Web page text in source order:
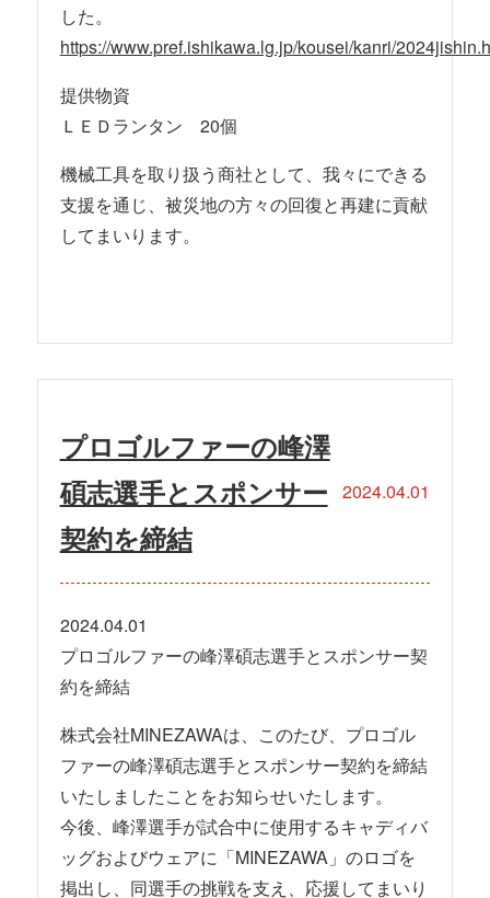
した。
https://www.pref.ishikawa.lg.jp/kousei/kanri/
提供物資
ＬＥＤランタン 20個
機械工具を取り扱う商社として、我々にできる
支援を通じ、被災地の方々の回復と再建に貢献
してまいります。
プロゴルファーの峰澤
碩志選手とスポンサー
契約を締結
2024.04.01
2024.04.01
プロゴルファーの峰澤碩志選手とスポンサー契
約を締結
株式会社MINEZAWAは、このたび、プロゴル
ファーの峰澤碩志選手とスポンサー契約を締結
いたしましたことをお知らせいたします。
今後、峰澤選手が試合中に使用するキャディバ
ッグおよびウェアに「MINEZAWA」のロゴを
掲出し、同選手の挑戦を支え、応援してまいり